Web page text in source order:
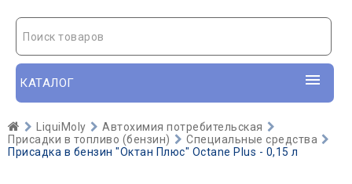
Поиск товаров
КАТАЛОГ
LiquiMoly
Автохимия потребительская
Присадки в топливо (бензин)
Специальные средства
Присадка в бензин "Октан Плюс" Octane Plus - 0,15 л